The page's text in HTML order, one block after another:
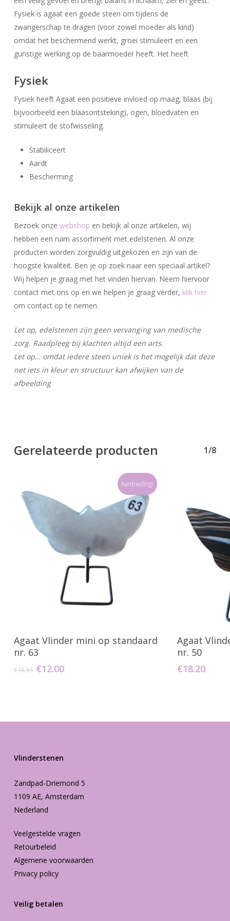
Fysiek is agaat een goede steen om tijdens de
zwangerschap te dragen (voor zowel moeder als kind)
omdat het beschermend werkt, groei stimuleert en een
gunstige werking op de baarmoeder heeft. Het heeft
Fysiek
Fysiek heeft Agaat een positieve invloed op maag, blaas (bij
bijvoorbeeld een blaasontsteking), ogen, bloedvaten en
stimuleert de stofwisseling.
Stabiliceert
Aardt
Bescherming
Bekijk al onze artikelen
Bezoek onze webshop en bekijk al onze artikelen, wij
hebben een ruim assortiment met edelstenen. Al onze
producten worden zorgvuldig uitgekozen en zijn van de
hoogste kwaliteit. Ben je op zoek naar een speciaal artikel?
Wij helpen je graag met het vinden hiervan. Neem hiervoor
contact met ons op en we helpen je graag verder, klik hier
om contact op te nemen.
Let op, edelstenen zijn geen vervanging van medische
zorg. Raadpleeg bij klachten altijd een arts.
Let op… omdat iedere steen uniek is het mogelijk dat deze
net iets in kleur en structuur kan afwijken van de
afbeelding
Gerelateerde producten 1/8
Aanbieding!
Toevoegen Aan Winkelwagen
Agaat Vlinder mini op standaard
nr. 63
€16.95 Oorspronkelijke
€12.00Huidige
Agaat
nr. 50
€18.20
Vlinderstenen
Zandpad-Driemond 5
1109 AE, Amsterdam
Nederland
Veelgestelde vragen
Retourbeleid
Algemene voorwaarden
Privacy policy
Veilig betalen